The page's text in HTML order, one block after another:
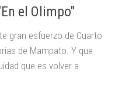
el Olimpo"
gran esfuerzo de Cuarto
de Mampato. Y que
que es volver a